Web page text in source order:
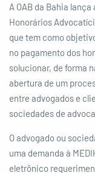
A OAB da Bahia
Honorários
que tem como
no pagamento dos
solucionar, de forma
abertura de um
entre advogados e
sociedades de
O advogado ou
uma demanda à
eletrônico